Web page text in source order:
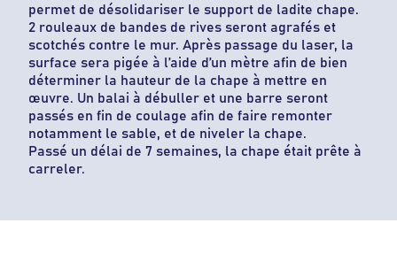
permet de désolidariser le support de ladite chape.
2 rouleaux de bandes de rives seront agrafés et
scotchés contre le mur. Après passage du laser, la
surface sera pigée à l’aide d’un mètre afin de bien
déterminer la hauteur de la chape à mettre en
œuvre. Un balai à débuller et une barre seront
passés en fin de coulage afin de faire remonter
notamment le sable, et de niveler la chape.
Passé un délai de 7 semaines, la chape était prête à
carreler.